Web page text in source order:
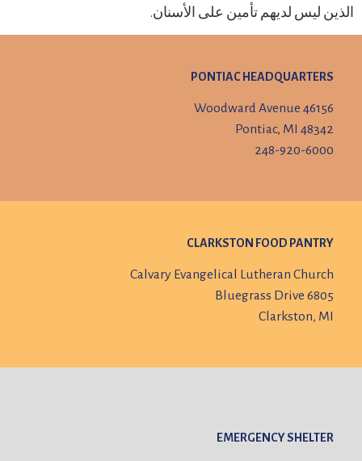
الذين ليس لديهم تأمين على الأسنان.
PONTIAC HEADQUARTERS
46156 Woodward Avenue
Pontiac, MI 48342
248-920-6000
CLARKSTON FOOD PANTRY
Calvary Evangelical Lutheran Church
6805 Bluegrass Drive
Clarkston, MI
EMERGENCY SHELTER